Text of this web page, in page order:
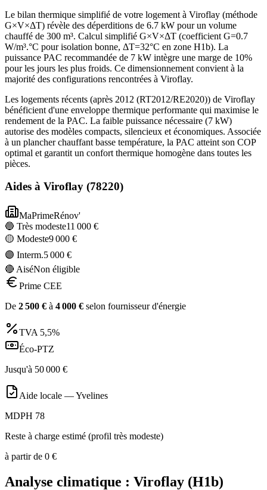
Le bilan thermique simplifié de votre logement à Viroflay (méthode
G×V×ΔT) révèle des déperditions de 6.7 kW pour un volume
chauffé de 300 m³. Calcul simplifié G×V×ΔT (coefficient G=0.7
W/m³.°C pour isolation bonne, ΔT=32°C en zone H1b). La
puissance PAC recommandée de 7 kW intègre une marge de 10%
pour les jours les plus froids. Ce dimensionnement convient à la
majorité des configurations rencontrées à Viroflay.
Les logements récents (après 2012 (RT2012/RE2020)) de Viroflay
bénéficient d'une enveloppe thermique performante qui maximise le
rendement de la PAC. La faible puissance nécessaire (7 kW)
autorise des modèles compacts, silencieux et économiques. Associée
à un plancher chauffant basse température, la PAC atteint son COP
optimal et garantit un confort thermique homogène dans toutes les
pièces.
Aides à Viroflay (78220)
MaPrimeRénov'
🔵 Très modeste11 000 €
🟡 Modeste9 000 €
🟣 Interm.5 000 €
🔴 AiséNon éligible
Prime CEE
De 2 500 € à 4 000 € selon fournisseur d'énergie
TVA 5,5%
Éco-PTZ
Jusqu'à 50 000 €
Aide locale —Yvelines
MDPH 78
Reste à charge estimé (profil très modeste)
à partir de 0 €
Analyse climatique : Viroflay (H1b)